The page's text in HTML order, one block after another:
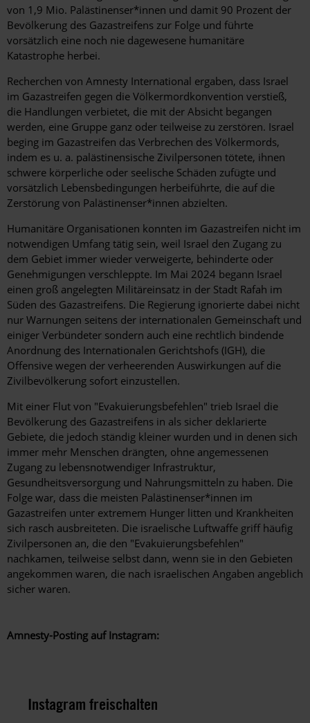
von 1,9 Mio. Palästinenser*innen und damit 90 Prozent der
Bevölkerung des Gazastreifens zur Folge und führte
vorsätzlich eine noch nie dagewesene humanitäre
Katastrophe herbei.
Recherchen von Amnesty International ergaben, dass Israel
im Gazastreifen gegen die Völkermordkonvention verstieß,
die Handlungen verbietet, die mit der Absicht begangen
werden, eine Gruppe ganz oder teilweise zu zerstören. Israel
beging im Gazastreifen das Verbrechen des Völkermords,
indem es u. a. palästinensische Zivilpersonen tötete, ihnen
schwere körperliche oder seelische Schäden zufügte und
vorsätzlich Lebensbedingungen herbeiführte, die auf die
Zerstörung von Palästinenser*innen abzielten.
Humanitäre Organisationen konnten im Gazastreifen nicht im
notwendigen Umfang tätig sein, weil Israel den Zugang zu
dem Gebiet immer wieder verweigerte, behinderte oder
Genehmigungen verschleppte. Im Mai 2024 begann Israel
einen groß angelegten Militäreinsatz in der Stadt Rafah im
Süden des Gazastreifens. Die Regierung ignorierte dabei nicht
nur Warnungen seitens der internationalen Gemeinschaft und
einiger Verbündeter sondern auch eine rechtlich bindende
Anordnung des Internationalen Gerichtshofs (IGH), die
Offensive wegen der verheerenden Auswirkungen auf die
Zivilbevölkerung sofort einzustellen.
Mit einer Flut von "Evakuierungsbefehlen" trieb Israel die
Bevölkerung des Gazastreifens in als sicher deklarierte
Gebiete, die jedoch ständig kleiner wurden und in denen sich
immer mehr Menschen drängten, ohne angemessenen
Zugang zu lebensnotwendiger Infrastruktur,
Gesundheitsversorgung und Nahrungsmitteln zu haben. Die
Folge war, dass die meisten Palästinenser*innen im
Gazastreifen unter extremem Hunger litten und Krankheiten
sich rasch ausbreiteten. Die israelische Luftwaffe griff häufig
Zivilpersonen an, die den "Evakuierungsbefehlen"
nachkamen, teilweise selbst dann, wenn sie in den Gebieten
angekommen waren, die nach israelischen Angaben angeblich
sicher waren.
Amnesty-Posting auf Instagram:
Instagram freischalten